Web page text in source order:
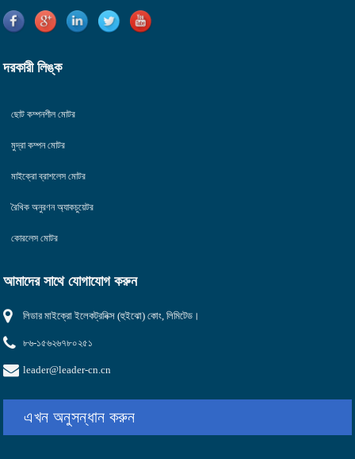
দরকারী লিঙ্ক
ছোট কম্পনশীল মোটর
মুদ্রা কম্পন মোটর
মাইক্রো ব্রাশলেস মোটর
রৈখিক অনুরণন অ্যাকচুয়েটর
কোরলেস মোটর
আমাদের সাথে যোগাযোগ করুন
লিডার মাইক্রো ইলেকট্রনিক্স (হুইঝো) কোং, লিমিটেড।
৮৬-১৫৬২৬৭৮০২৫১
leader@leader-cn.cn
এখন অনুসন্ধান করুন